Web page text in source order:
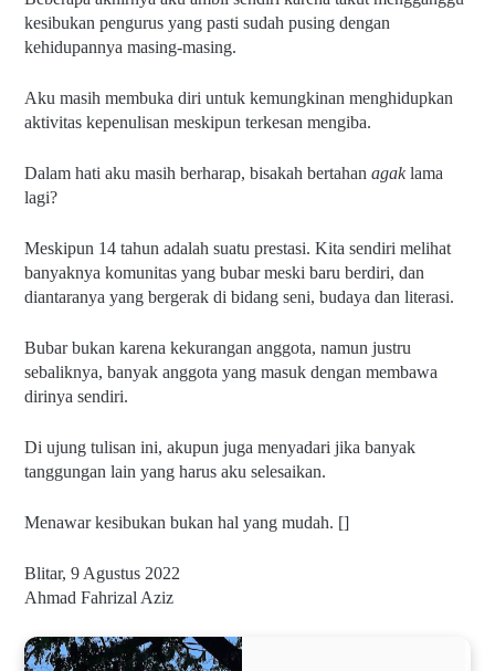
kesibukan pengurus yang pasti sudah pusing dengan
kehidupannya masing-masing.
Aku masih membuka diri untuk kemungkinan menghidupkan
aktivitas kepenulisan meskipun terkesan mengiba.
Dalam hati aku masih berharap, bisakah bertahan agak lama
lagi?
Meskipun 14 tahun adalah suatu prestasi. Kita sendiri melihat
banyaknya komunitas yang bubar meski baru berdiri, dan
diantaranya yang bergerak di bidang seni, budaya dan literasi.
Bubar bukan karena kekurangan anggota, namun justru
sebaliknya, banyak anggota yang masuk dengan membawa
dirinya sendiri.
Di ujung tulisan ini, akupun juga menyadari jika banyak
tanggungan lain yang harus aku selesaikan.
Menawar kesibukan bukan hal yang mudah. []
Blitar, 9 Agustus 2022
Ahmad Fahrizal Aziz